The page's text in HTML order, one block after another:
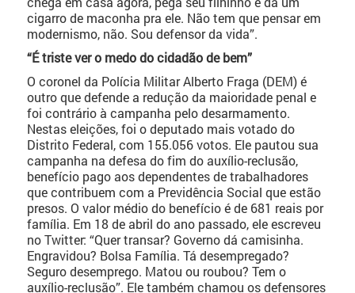
cigarro de maconha pra ele. Não tem que pensar em
modernismo, não. Sou defensor da vida”.
“É triste ver o medo do cidadão de bem”
O coronel da Polícia Militar Alberto Fraga (DEM) é
outro que defende a redução da maioridade penal e
foi contrário à campanha pelo desarmamento.
Nestas eleições, foi o deputado mais votado do
Distrito Federal, com 155.056 votos. Ele pautou sua
campanha na defesa do fim do auxílio-reclusão,
benefício pago aos dependentes de trabalhadores
que contribuem com a Previdência Social que estão
presos. O valor médio do benefício é de 681 reais por
família. Em 18 de abril do ano passado, ele escreveu
no Twitter: “Quer transar? Governo dá camisinha.
Engravidou? Bolsa Família. Tá desempregado?
Seguro desemprego. Matou ou roubou? Tem o
auxílio-reclusão”. Ele também chamou os defensores